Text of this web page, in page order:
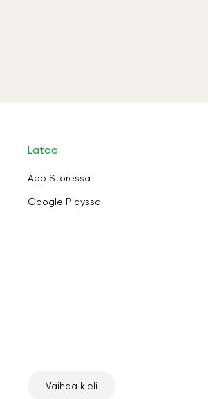
Lataa
App Storessa
Google Playssa
Vaihda kieli